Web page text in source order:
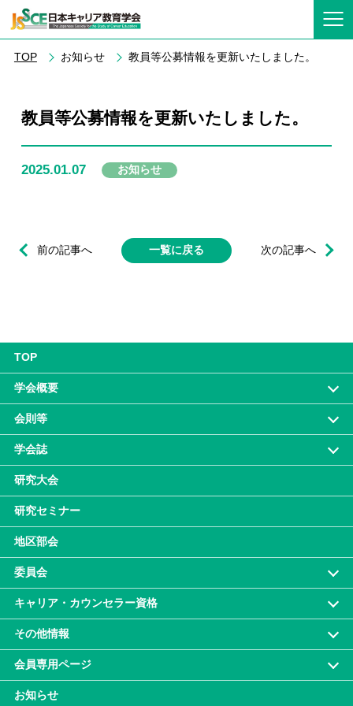
TOP お知らせ 教員等公募情報を更新いたしました。
教員等公募情報を更新いたしました。
2025.01.07 お知らせ
前の記事へ 次の記事へ
一覧に戻る
TOP
学会概要
会則等
学会誌
研究大会
研究セミナー
地区部会
委員会
キャリア・カウンセラー資格
その他情報
会員専⽤ページ
お知らせ